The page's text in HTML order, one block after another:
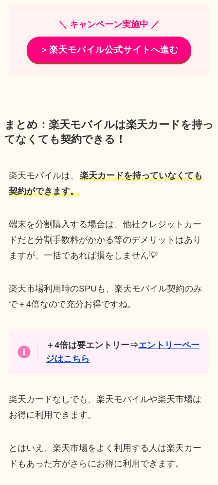
＼ キャンペーン実施中 ／
＞楽天モバイル公式サイトへ進む
まとめ：楽天モバイルは楽天カードを持っ
てなくても契約できる！
楽天モバイルは、 楽天カードを持っていなくても
契約ができます。
端末を分割購入する場合は、他社クレジットカー
ドだと分割手数料がかかる等のデメリットはあり
ますが、一括であれば損をしません💡
楽天市場利用時のSPUも、楽天モバイル契約のみ
で＋4倍なので充分お得ですね。
＋4倍は要エントリー⇒エントリーペー
ジはこちら
楽天カードなしでも、楽天モバイルや楽天市場は
お得に利用できます。
とはいえ、楽天市場をよく利用する人は楽天カー
ドもあった方がさらにお得に利用できます。